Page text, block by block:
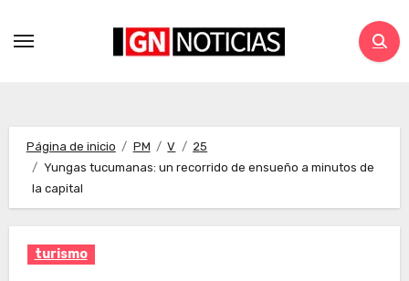
Página de inicio PM V
25
Yungas tucumanas: un recorrido de ensueño a minutos de
la capital
turismo